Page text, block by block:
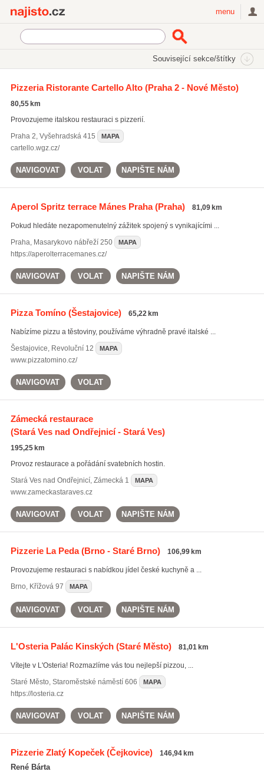
menu
Související sekce/štítky
Italské restaurace
Pizzeria Ristorante Cartello Alto(Praha 2 - Nové Město)
80,55 km
Provozujeme italskou restauraci s pizzerií.
Praha 2, Vyšehradská 415 MAPA
cartello.wgz.cz/
NAVIGOVAT VOLAT NAPIŠTE NÁM
Aperol Spritz terrace Mánes Praha(Praha) 81,09 km
Pokud hledáte nezapomenutelný zážitek spojený s vynikajícími ...
Praha, Masarykovo nábřeží 250 MAPA
https://aperolterracemanes.cz/
NAVIGOVAT VOLAT NAPIŠTE NÁM
Pizza Tomíno(Šestajovice) 65,22 km
Nabízíme pizzu a těstoviny, používáme výhradně pravé italské ...
Šestajovice, Revoluční 12 MAPA
www.pizzatomino.cz/
NAVIGOVAT VOLAT
Zámecká restaurace
(Stará Ves nad Ondřejnicí - Stará Ves)
195,25 km
Provoz restaurace a pořádání svatebních hostin.
Stará Ves nad Ondřejnicí, Zámecká 1 MAPA
www.zameckastaraves.cz
NAVIGOVAT VOLAT NAPIŠTE NÁM
Pizzerie La Peda(Brno - Staré Brno) 106,99 km
Provozujeme restauraci s nabídkou jídel české kuchyně a ...
Brno, Křížová 97 MAPA
NAVIGOVAT VOLAT NAPIŠTE NÁM
L'Osteria Palác Kinských(Staré Město) 81,01 km
Vítejte v L'Osteria! Rozmazlíme vás tou nejlepší pizzou, ...
Staré Město, Staroměstské náměstí 606 MAPA
https://losteria.cz
NAVIGOVAT VOLAT NAPIŠTE NÁM
Pizzerie Zlatý Kopeček(Čejkovice) 146,94 km
René Bárta